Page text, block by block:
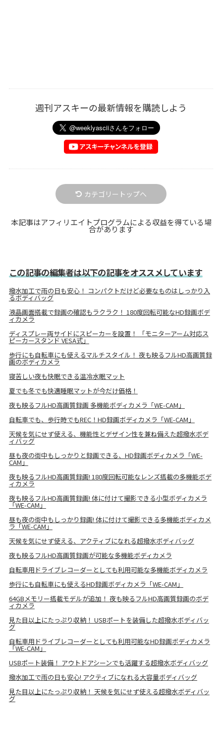
週刊アスキーの最新情報を購読しよう
カテゴリートップへ
本記事はアフィリエイトプログラムによる収益を得ている場
合があります
この記事の編集者は以下の記事をオススメしています
撥水加工で雨の日も安心！ コンパクトだけど必要なものはしっかり入
るボディバッグ
液晶画面搭載で録画の確認もラクラク！ 180度回転可能なHD録画ボデ
ィカメラ
ディスプレー両サイドにスピーカーを設置！ 「モニターアーム対応ス
ピーカースタンド VESA式」
歩行にも自転車にも使えるマルチスタイル！ 夜も映るフルHD高画質録
画のボディカメラ
寝苦しい夜も快眠できる温冷水眠マット
夏でも冬でも快適睡眠マットが今だけ価格！
夜も映るフルHD高画質録画 多機能ボディカメラ「WE-CAM」
自転車でも、歩行時でもREC！HD録画ボディカメラ「WE-CAM」
天候を気にせず使える、機能性とデザイン性を兼ね備えた超撥水ボデ
ィバッグ
昼も夜の街中もしっかりと録画できる、HD録画ボディカメラ「WE-
CAM」
夜も映るフルHD高画質録画! 180度回転可能なレンズ搭載の多機能ボデ
ィカメラ
夜も映るフルHD高画質録画! 体に付けて撮影できる小型ボディカメラ
「WE-CAM」
昼も夜の街中もしっかり録画! 体に付けて撮影できる多機能ボディカメ
ラ「WE-CAM」
天候を気にせず使える、アクティブになれる超撥水ボディバッグ
夜も映るフルHD高画質録画が可能な多機能ボディカメラ
自転車用ドライブレコーダーとしても利用可能な多機能ボディカメラ
歩行にも自転車にも使えるHD録画ボディカメラ「WE-CAM」
64GBメモリー搭載モデルが追加！ 夜も映るフルHD高画質録画のボデ
ィカメラ
見た目以上にたっぷり収納！ USBポートを装備した超撥水ボディバッ
グ
自転車用ドライブレコーダーとしても利用可能なHD録画ボディカメラ
「WE-CAM」
USBポート装備！ アウトドアシーンでも活躍する超撥水ボディバッグ
撥水加工で雨の日も安心! アクティブになれる大容量ボディバッグ
見た目以上にたっぷり収納！ 天候を気にせず使える超撥水ボディバッ
グ